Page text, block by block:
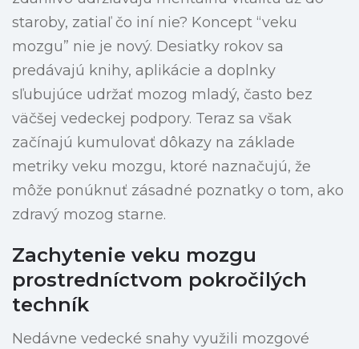
staroby, zatiaľ čo iní nie? Koncept “veku
mozgu” nie je nový. Desiatky rokov sa
predávajú knihy, aplikácie a doplnky
sľubujúce udržať mozog mladý, často bez
väčšej vedeckej podpory. Teraz sa však
začínajú kumulovať dôkazy na základe
metriky veku mozgu, ktoré naznačujú, že
môže ponúknuť zásadné poznatky o tom, ako
zdravý mozog starne.
Zachytenie veku mozgu
prostredníctvom pokročilých
techník
Nedávne vedecké snahy využili mozgové